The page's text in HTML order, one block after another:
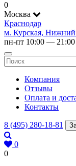
0
Москва
Краснодар
м. Курская, Нижний
пн-пт 10:00 —
Компания
Отзывы
Оплата и
Контакты
8 (495) 280-18-81
0
0